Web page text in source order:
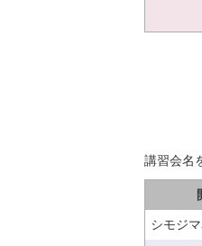
講習会名
シモジ